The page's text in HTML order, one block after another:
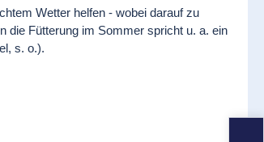
Wetter helfen - wobei darauf zu
die Fütterung im Sommer spricht u. a. ein
s. o.).